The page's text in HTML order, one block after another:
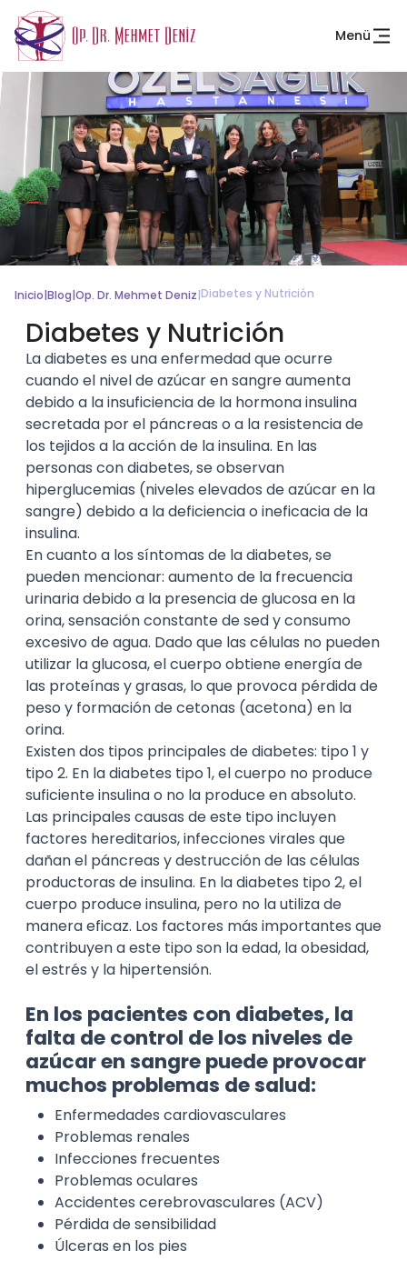
Menü
Inicio|Blog|Op. Dr. Mehmet Deniz|Diabetes y Nutrición
Diabetes y Nutrición
La diabetes es una enfermedad que ocurre
cuando el nivel de azúcar en sangre aumenta
debido a la insuficiencia de la hormona insulina
secretada por el páncreas o a la resistencia de
los tejidos a la acción de la insulina. En las
personas con diabetes, se observan
hiperglucemias (niveles elevados de azúcar en la
sangre) debido a la deficiencia o ineficacia de la
insulina.
En cuanto a los síntomas de la diabetes, se
pueden mencionar: aumento de la frecuencia
urinaria debido a la presencia de glucosa en la
orina, sensación constante de sed y consumo
excesivo de agua. Dado que las células no pueden
utilizar la glucosa, el cuerpo obtiene energía de
las proteínas y grasas, lo que provoca pérdida de
peso y formación de cetonas (acetona) en la
orina.
Existen dos tipos principales de diabetes: tipo 1 y
tipo 2. En la diabetes tipo 1, el cuerpo no produce
suficiente insulina o no la produce en absoluto.
Las principales causas de este tipo incluyen
factores hereditarios, infecciones virales que
dañan el páncreas y destrucción de las células
productoras de insulina. En la diabetes tipo 2, el
cuerpo produce insulina, pero no la utiliza de
manera eficaz. Los factores más importantes que
contribuyen a este tipo son la edad, la obesidad,
el estrés y la hipertensión.
En los pacientes con diabetes, la
falta de control de los niveles de
azúcar en sangre puede provocar
muchos problemas de salud:
Enfermedades cardiovasculares
Problemas renales
Infecciones frecuentes
Problemas oculares
Accidentes cerebrovasculares (ACV)
Pérdida de sensibilidad
Úlceras en los pies